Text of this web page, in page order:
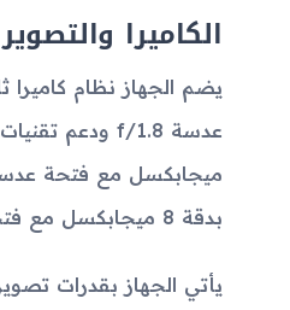
الكاميرا والتصوير
بدقة 8 ميجابكسل مع فتحة عدسة f/2.2 وزاوية عرض تبلغ 112 درجة.